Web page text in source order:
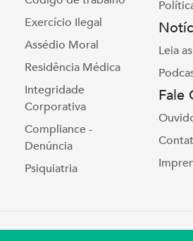
Exercício Ilegal
Assédio Moral
Residência Médica
Integridade
Corporativa
Compliance -
Denúncia
Psiquiatria
Leia
Fale